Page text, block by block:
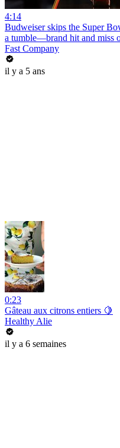
4:14
Budweiser skips the Super
a tumble—brand hit and miss
Fast Company
il y a 5 ans
0:23
Gâteau aux citrons entiers 🍋
Healthy Alie
il y a 6 semaines